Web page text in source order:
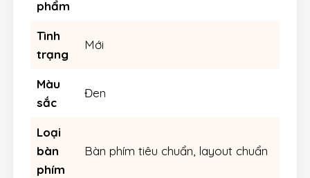
phẩm
Tình
trạng
Mới
Màu
sắc
Đen
Loại
bàn
phím
Bàn phím tiêu chuẩn, layout chuẩn